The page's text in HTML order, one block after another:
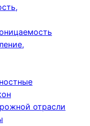
отрасли